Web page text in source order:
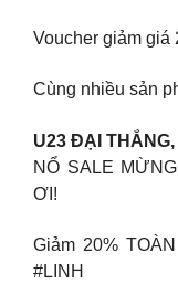
Voucher giảm giá
Cùng nhiều sản
U23 ĐẠI THẮNG,
NỔ SALE
ƠI!
Giảm 20%
#LINH